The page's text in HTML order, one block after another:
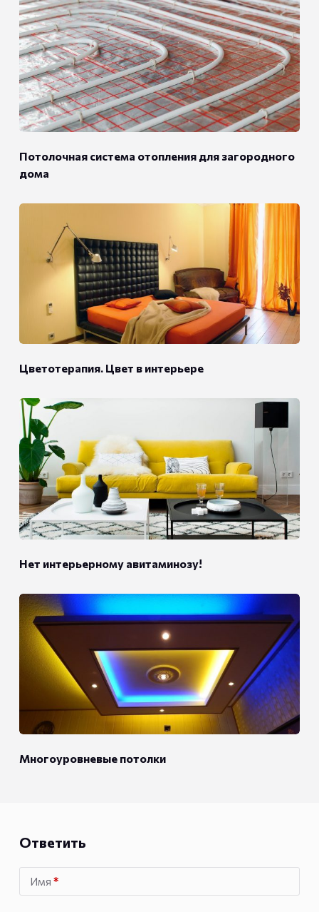
Потолочная система отопления для загородного
дома
Цветотерапия. Цвет в интерьере
Нет интерьерному авитаминозу!
Многоуровневые потолки
Ответить
Имя *